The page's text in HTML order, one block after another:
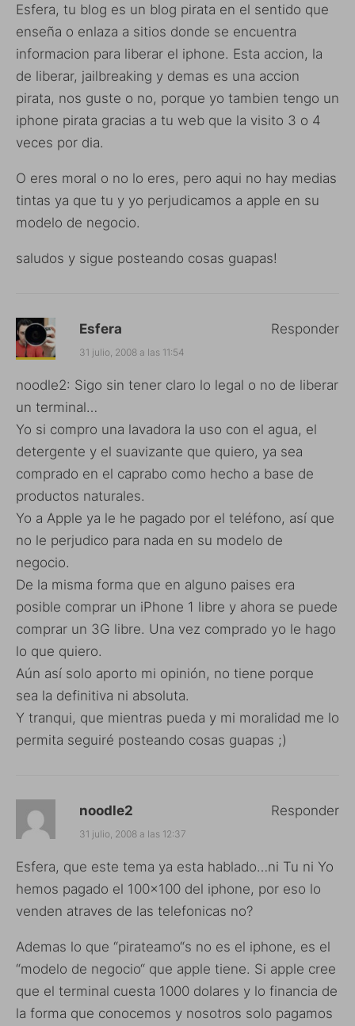
Esfera, tu blog es un blog pirata en el sentido que
enseña o enlaza a sitios donde se encuentra
informacion para liberar el iphone. Esta accion, la
de liberar, jailbreaking y demas es una accion
pirata, nos guste o no, porque yo tambien tengo un
iphone pirata gracias a tu web que la visito 3 o 4
veces por dia.
O eres moral o no lo eres, pero aqui no hay medias
tintas ya que tu y yo perjudicamos a apple en su
modelo de negocio.
saludos y sigue posteando cosas guapas!
Esfera
31 julio, 2008 a las 11:54
noodle2: Sigo sin tener claro lo legal o no de liberar
un terminal…
Yo si compro una lavadora la uso con el agua, el
detergente y el suavizante que quiero, ya sea
comprado en el caprabo como hecho a base de
productos naturales.
Yo a Apple ya le he pagado por el teléfono, así que
no le perjudico para nada en su modelo de
negocio.
De la misma forma que en alguno paises era
posible comprar un iPhone 1 libre y ahora se puede
comprar un 3G libre. Una vez comprado yo le hago
lo que quiero.
Aún así solo aporto mi opinión, no tiene porque
sea la definitiva ni absoluta.
Y tranqui, que mientras pueda y mi moralidad me lo
permita seguiré posteando cosas guapas ;)
Responder
noodle2
31 julio, 2008 a las 12:37
Esfera, que este tema ya esta hablado…ni Tu ni Yo
hemos pagado el 100×100 del iphone, por eso lo
venden atraves de las telefonicas no?
Ademas lo que “pirateamo“s no es el iphone, es el
“modelo de negocio“ que apple tiene. Si apple cree
que el terminal cuesta 1000 dolares y lo financia de
la forma que conocemos y nosotros solo pagamos
Responder